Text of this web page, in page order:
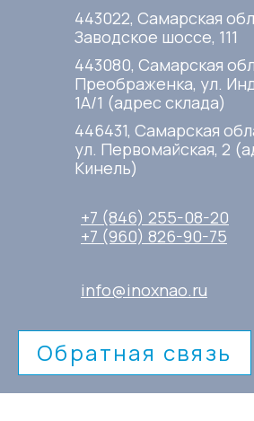
443022, Самарская
Заводское шоссе, 111
443080, Самарская
Преображенка, ул.
1А/1 (адрес склада)
446431, Самарская
ул. Первомайская, 2
Кинель)
+7 (846) 255-08-20
+7 (960) 826-90-75
info@inoxnao.ru
Обратная связь